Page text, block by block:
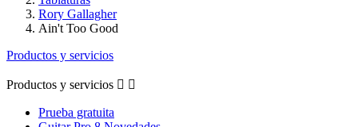
Rory Gallagher
Ain't Too Good
Productos y servicios
Productos y servicios  
Prueba gratuita